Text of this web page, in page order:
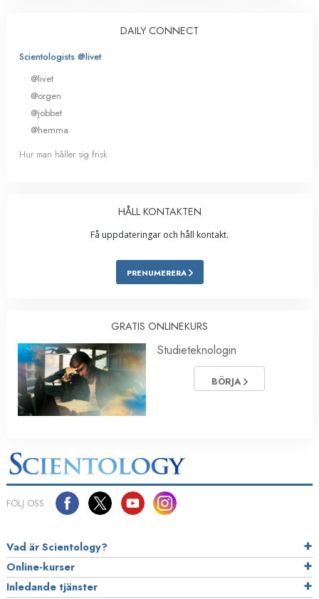
DAILY CONNECT
Scientologists @livet
@livet
@orgen
@jobbet
@hemma
Hur man håller sig frisk
HÅLL KONTAKTEN
Få uppdateringar och håll kontakt.
PRENUMERERA
GRATIS ONLINEKURS
Studieteknologin
BÖRJA
FÖLJ OSS
Vad är Scientology?
Online-kurser
Inledande tjänster